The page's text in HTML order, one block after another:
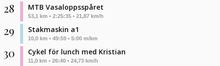
28 MTB Vasaloppsspåret
53,1 km • 2:25:35 • 21,87 km/h
29 Stakmaskin a1
10,0 km • 49:59 • 5:00 m/km
30 Cykel för lunch med Kristian
11,0 km • 26:40 • 24,73 km/h